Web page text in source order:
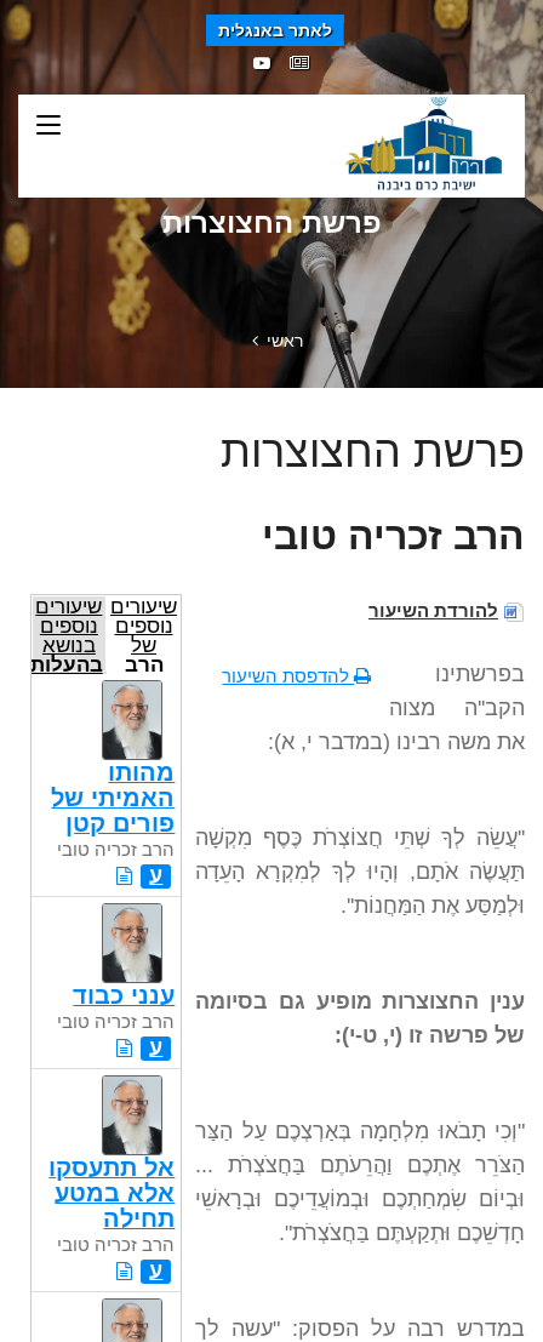
לאתר באנגלית
פרשת החצוצרות
ראשי
פרשת החצוצרות
הרב זכריה טובי
להורדת השיעור
להדפסת השיעור
בפרשתינו
הקב''ה מצוה
את משה רבינו (במדבר י, א):
''עֲשֵׂה לְךָ שְׁתֵּי חֲצוֹצְרֹת כֶּסֶף מִקְשָׁה
תַּעֲשֶׂה אֹתָם, וְהָיוּ לְךָ לְמִקְרָא הָעֵדָה
וּלְמַסַּע אֶת הַמַּחֲנוֹת''.
ענין החצוצרות מופיע גם בסיומה
של פרשה זו (י, ט-י):
"וְכִי תָבֹאוּ מִלְחָמָה בְּאַרְצְכֶם עַל הַצַּר
הַצֹּרֵר אֶתְכֶם וַהֲרֵעֹתֶם בַּחֲצֹצְרֹת ...
וּבְיוֹם שִׂמְחַתְכֶם וּבְמוֹעֲדֵיכֶם וּבְרָאשֵׁי
חָדְשֵׁכֶם וּתְקַעְתֶּם בַּחֲצֹצְרֹת".
במדרש רבה על הפסוק: "עשה לך
שיעורים
נוספים
של
הרב
זכריה
טובי
שיעורים
נוספים
בנושא
בהעלותך
מהותו
האמיתי של
פורים קטן
הרב זכריה טובי
ע
ענני כבוד
הרב זכריה טובי
ע
אל תתעסקו
אלא במטע
תחילה
הרב זכריה טובי
ע